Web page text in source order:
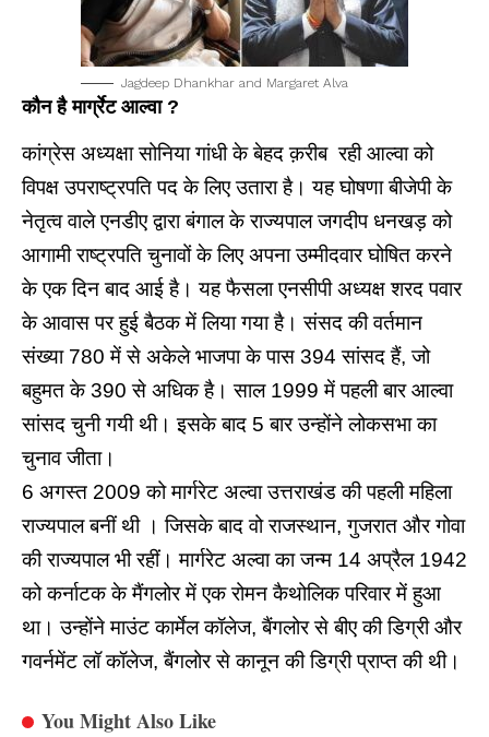
Jagdeep Dhankhar and Margaret Alva
कौन है मार्ग्रेट आल्वा ?
कांग्रेस अध्यक्षा सोनिया गांधी के बेहद क़रीब रही आल्वा को
विपक्ष उपराष्ट्रपति पद के लिए उतारा है। यह घोषणा बीजेपी के
नेतृत्व वाले एनडीए द्वारा बंगाल के राज्यपाल जगदीप धनखड़ को
आगामी राष्ट्रपति चुनावों के लिए अपना उम्मीदवार घोषित करने
के एक दिन बाद आई है। यह फैसला एनसीपी अध्यक्ष शरद पवार
के आवास पर हुई बैठक में लिया गया है। संसद की वर्तमान
संख्या 780 में से अकेले भाजपा के पास 394 सांसद हैं, जो
बहुमत के 390 से अधिक है। साल 1999 में पहली बार आल्वा
सांसद चुनी गयी थी। इसके बाद 5 बार उन्होंने लोकसभा का
चुनाव जीता।
6 अगस्त 2009 को मार्गरेट अल्वा उत्तराखंड की पहली महिला
राज्यपाल बनीं थी । जिसके बाद वो राजस्थान, गुजरात और गोवा
की राज्यपाल भी रहीं। मार्गरेट अल्वा का जन्म 14 अप्रैल 1942
को कर्नाटक के मैंगलोर में एक रोमन कैथोलिक परिवार में हुआ
था। उन्होंने माउंट कार्मेल कॉलेज, बैंगलोर से बीए की डिग्री और
गवर्नमेंट लॉ कॉलेज, बैंगलोर से कानून की डिग्री प्राप्त की थी।
You Might Also Like